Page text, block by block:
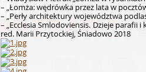
– „Łomża: wędrówka przez lata w
– „Perły architektury województwa
– „Ecclesia Smlodoviensis. Dzieje parafii
red. Marii Przytockiej, Śniadowo 2018